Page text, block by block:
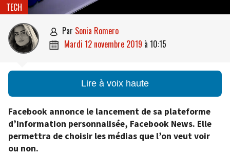
TECH
 par Sonia Romero
 mardi 12 novembre 2019 à 10:15
Lire à voix haute
Facebook annonce le lancement de sa plateforme
d’information personnalisée, Facebook News. Elle
permettra de choisir les médias que l’on veut voir
ou non.